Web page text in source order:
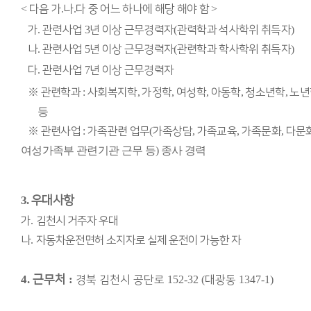
< 다음 가.나.다 중 어느 하나에 해당 해야 함>
가.관련사업 3년 이상 근무경력자(관력학과 석사학위 취득자)
나.관련사업 5년 이상 근무경력자(관련학과 학사학위 취득자)
다.관련사업 7년 이상 근무경력자
※ 관련학과:사회복지학,가정학, 여성학, 아동학, 청소년학,노
등
※ 관련사업 :가족관련 업무(가족상담, 가족교육, 가족문화, 다문
여성가족부 관련기관 근무 등) 종사 경력
3.우대사항
가. 김천시 거주자 우대
나. 자동차운전면허 소지자로 실제 운전이 가능한 자
4. 근무처 : 경북 김천시 공단로 152-32 (대광동 1347-1)